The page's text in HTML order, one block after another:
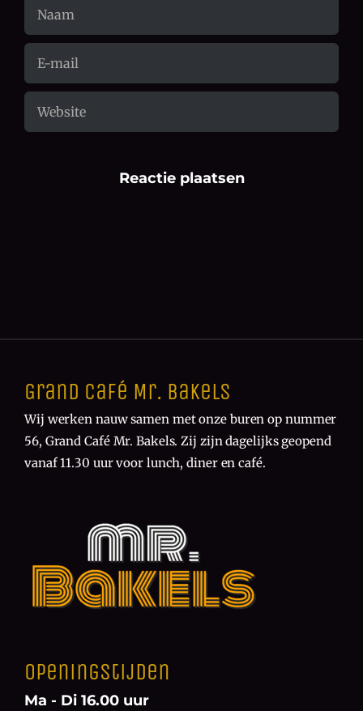
Grand Café Mr. Bakels
Wij werken nauw samen met onze buren op nummer
56, Grand Café Mr. Bakels. Zij zijn dagelijks geopend
vanaf 11.30 uur voor lunch, diner en café.
Openingstijden
Ma - Di 16.00 uur